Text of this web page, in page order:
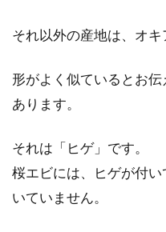
それ以外の産地は、オキ
形がよく似ているとお
あります。
それは「ヒゲ」です。
桜エビには、ヒゲが付
いていません。